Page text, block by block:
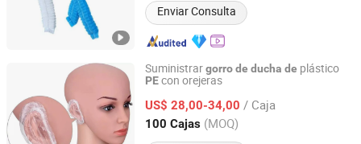
Enviar Consulta
Suministrargorrode ducha de plástico
PEcon orejeras
US$ 28,00-34,00 / Caja
100 Cajas (MOQ)
WuHan LanYuan Protective Co., Ltd.
Hubei, China Desde 2015